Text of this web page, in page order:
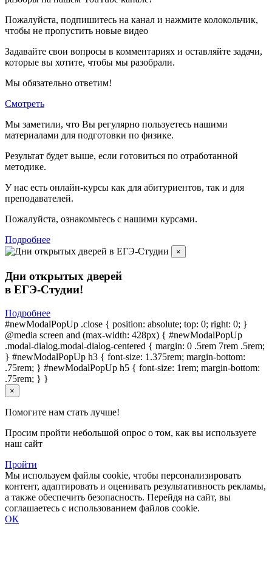
Пожалуйста, подпишитесь на канал и нажмите колокольчик,
чтобы не пропустить новые видео
Задавайте свои вопросы в комментариях и оставляйте задачи,
которые вы хотите, чтобы мы разобрали.
Мы обязательно ответим!
Смотреть
Мы заметили, что Вы регулярно пользуетесь нашими
материалами для подготовки по физике.
Результат будет выше, если готовиться по отработанной
методике.
У нас есть онлайн-курсы как для абитуриентов, так и для
преподавателей.
Пожалуйста, ознакомьтесь с нашими курсами.
Подробнее
×
Дни открытых дверей
в ЕГЭ-Студии!
Подробнее
#newModalPopUp .close { position: absolute; top: 0; right: 0; }
@media screen and (max-width: 428px) { #newModalPopUp
.modal-dialog.modal-dialog-centered { margin: 0 .5rem 7rem .5rem;
} #newModalPopUp h3 { font-size: 1.375rem; margin-bottom:
.75rem; } #newModalPopUp h5 { font-size: 1rem; margin-bottom:
.75rem; } }
×
Помогите нам стать лучше!
Просим пройти небольшой опрос о том, как вы используете
наш сайт
Пройти
Мы используем файлы cookie, чтобы персонализировать
контент, адаптировать и оценивать результативность рекламы,
а также обеспечить безопасность. Перейдя на сайт, вы
соглашаетесь с использованием файлов cookie.
ОК